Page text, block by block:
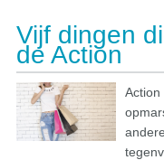
Vijf dingen
de Action
Action